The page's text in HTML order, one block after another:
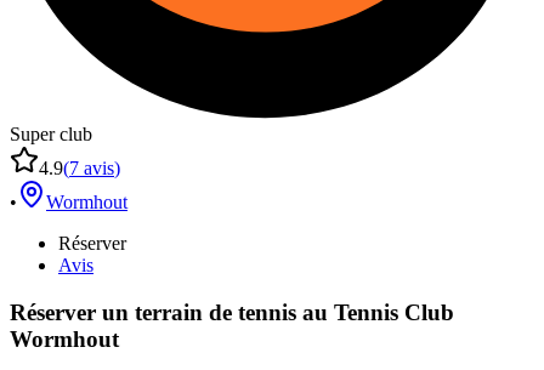
Super club
4.9(7 avis)
•
Wormhout
Réserver
Avis
Réserver un terrain de tennis au Tennis Club
Wormhout